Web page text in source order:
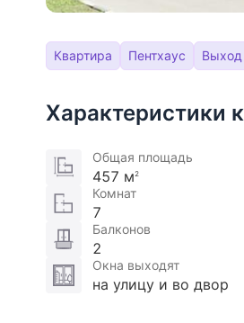
Квартира Пентхаус Выход
Характеристики
Общая площадь
457 м 2
Комнат
7
Балконов
2
Окна выходят
на улицу и во двор